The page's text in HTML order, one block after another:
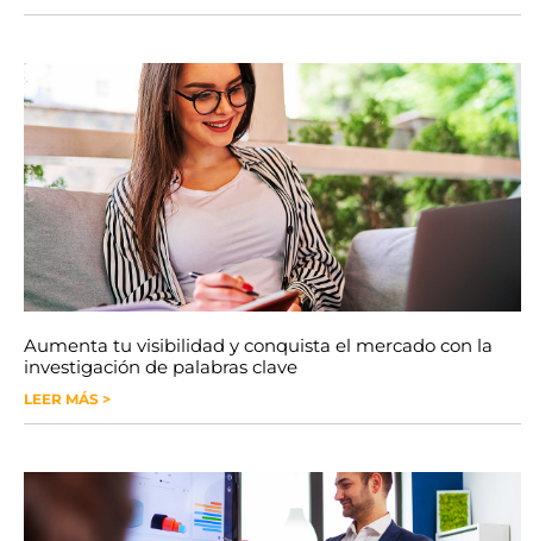
Aumenta tu visibilidad y conquista el mercado con la
investigación de palabras clave
LEER MÁS >